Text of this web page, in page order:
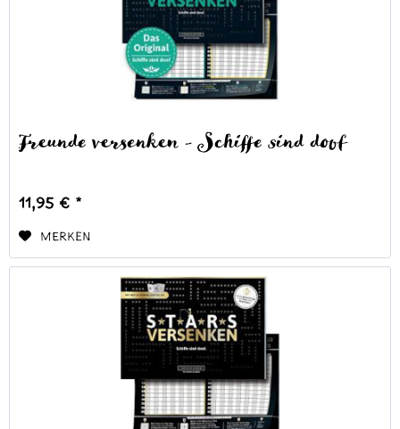
Freunde versenken - Schiffe sind doof
11,95 € *
Merken